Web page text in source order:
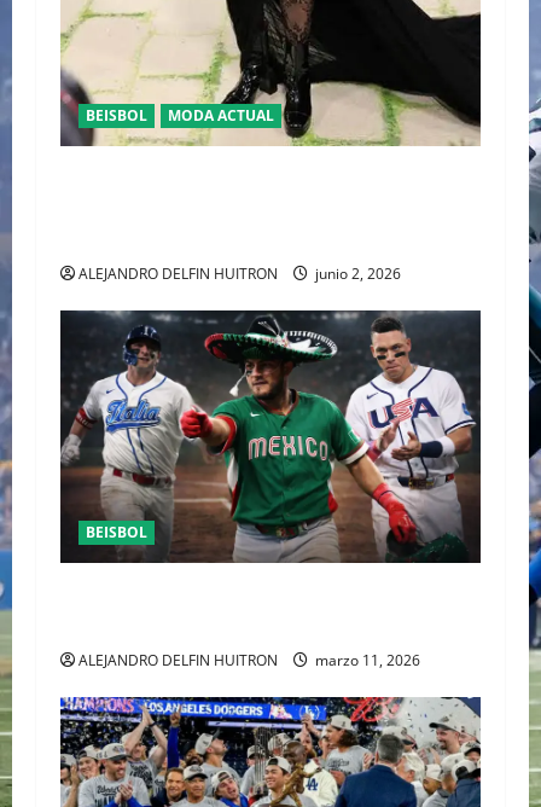
BEISBOL MODA ACTUAL
ALEJANDRO DELFIN HUITRON junio 2, 2026
BEISBOL
ALEJANDRO DELFIN HUITRON marzo 11, 2026